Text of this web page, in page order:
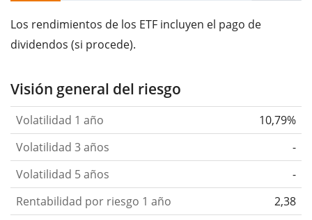
Los rendimientos de los ETF incluyen el pago de
dividendos (si procede).
Visión general del riesgo
Volatilidad 1 año
10,79%
Volatilidad 3 años
-
Volatilidad 5 años
-
Rentabilidad por riesgo 1 año
2,38